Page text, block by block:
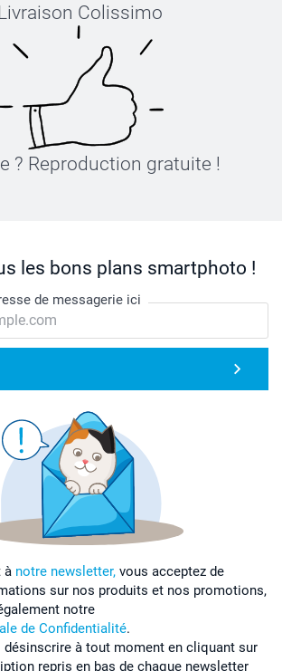
Livraison Colissimo
? Reproduction gratuite !
les bons plans smartphoto !
de messagerie ici
à notre newsletter, vous acceptez de
sur nos produits et nos promotions,
notre
de Confidentialité.
désinscrire à tout moment en cliquant sur
repris en bas de chaque newsletter